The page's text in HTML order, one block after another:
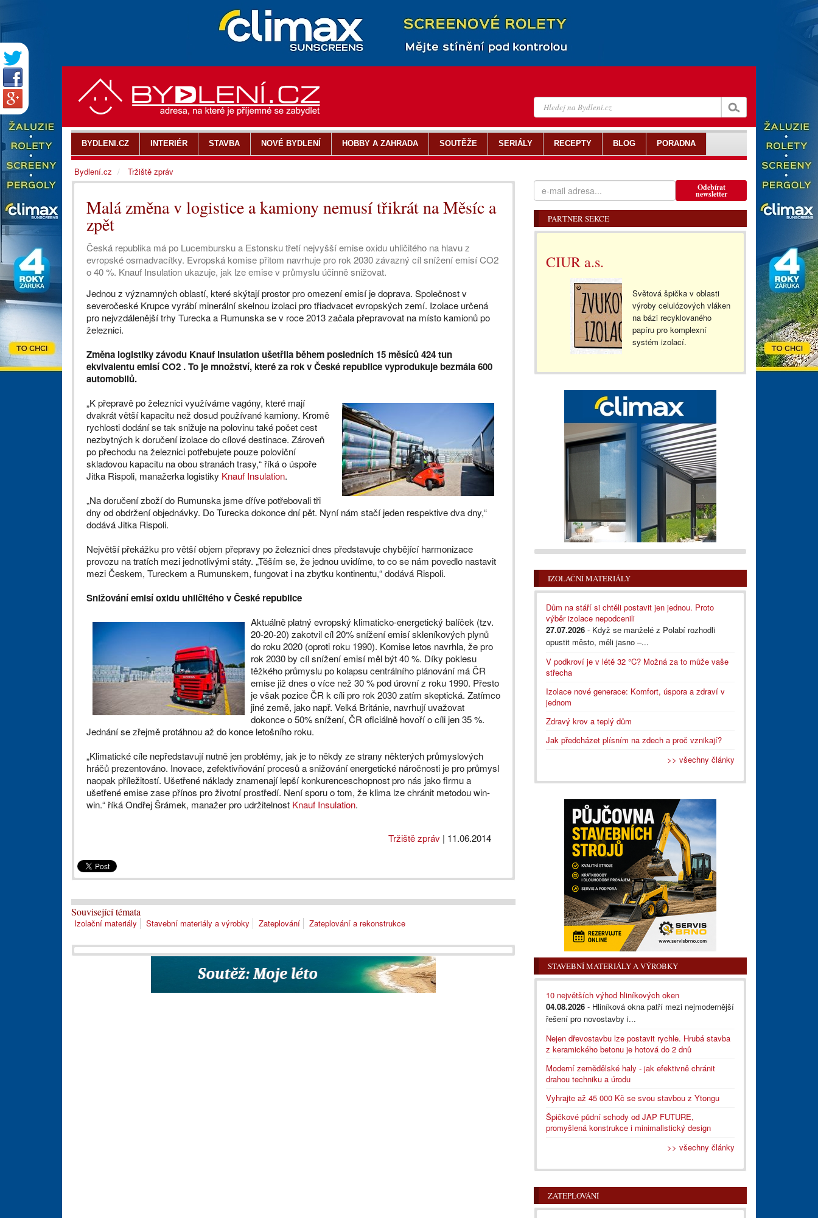
Malá změna v logistice a kamiony nemusí třikrát na Měsíc a
zpět
Česká republika má po Lucembursku a Estonsku třetí nejvyšší emise oxidu uhličitého na hlavu z
evropské osmadvacítky. Evropská komise přitom navrhuje pro rok 2030 závazný cíl snížení emisí CO2
o 40 %. Knauf Insulation ukazuje, jak lze emise v průmyslu účinně snižovat.
Jednou z významných oblastí, které skýtají prostor pro omezení emisí je doprava. Společnost v
severočeské Krupce vyrábí minerální skelnou izolaci pro třiadvacet evropských zemí. Izolace určená
pro nejvzdálenější trhy Turecka a Rumunska se v roce 2013 začala přepravovat na místo kamionů po
železnici.
Změna logistiky závodu Knauf Insulation ušetřila během posledních 15 měsíců 424 tun
ekvivalentu emisí CO2 . To je množství, které za rok v České republice vyprodukuje bezmála 600
automobilů.
„K přepravě po železnici využíváme vagóny, které mají
dvakrát větší kapacitu než dosud používané kamiony. Kromě
rychlosti dodání se tak snižuje na polovinu také počet cest
nezbytných k doručení izolace do cílové destinace. Zároveň
po přechodu na železnici potřebujete pouze poloviční
skladovou kapacitu na obou stranách trasy,“ říká o úspoře
Jitka Rispoli, manažerka logistiky Knauf Insulation.
„Na doručení zboží do Rumunska jsme dříve potřebovali tři
dny od obdržení objednávky. Do Turecka dokonce dní pět. Nyní nám stačí jeden respektive dva dny,“
dodává Jitka Rispoli.
Největší překážku pro větší objem přepravy po železnici dnes představuje chybějící harmonizace
provozu na tratích mezi jednotlivými státy. „Těším se, že jednou uvidíme, to co se nám povedlo nastavit
mezi Českem, Tureckem a Rumunskem, fungovat i na zbytku kontinentu,“ dodává Rispoli.
Snižování emisí oxidu uhličitého v České republice
Aktuálně platný evropský klimaticko-energetický balíček (tzv.
20-20-20) zakotvil cíl 20% snížení emisí skleníkových plynů
do roku 2020 (oproti roku 1990). Komise letos navrhla, že pro
rok 2030 by cíl snížení emisí měl být 40 %. Díky poklesu
těžkého průmyslu po kolapsu centrálního plánování má ČR
emise již dnes o více než 30 % pod úrovní z roku 1990. Přesto
je však pozice ČR k cíli pro rok 2030 zatím skeptická. Zatímco
jiné země, jako např. Velká Británie, navrhují uvažovat
dokonce o 50% snížení, ČR oficiálně hovoří o cíli jen 35 %.
Jednání se zřejmě protáhnou až do konce letošního roku.
„Klimatické cíle nepředstavují nutně jen problémy, jak je to někdy ze strany některých průmyslových
hráčů prezentováno. Inovace, zefektivňování procesů a snižování energetické náročnosti je pro průmysl
naopak příležitostí. Ušetřené náklady znamenají lepší konkurenceschopnost pro nás jako firmu a
ušetřené emise zase přínos pro životní prostředí. Není sporu o tom, že klima lze chránit metodou win-
win.“ říká Ondřej Šrámek, manažer pro udržitelnost Knauf Insulation.
Tržiště zpráv | 11.06.2014
Související témata
Izolační materiály Stavební materiály a výrobky Zateplování Zateplování a rekonstrukce
Odebírat
newsletter
PARTNER SEKCE
CIUR a.s.
Světová špička v oblasti
výroby celulózových vláken
na bázi recyklovaného
papíru pro komplexní
systém izolací.
IZOLAČNÍ MATERIÁLY
Dům na stáří si chtěli postavit jen jednou. Proto
výběr izolace nepodcenili
27.07.2026 - Když se manželé z Polabí rozhodli
opustit město, měli jasno –...
V podkroví je v létě 32 °C? Možná za to může vaše
střecha
Izolace nové generace: Komfort, úspora a zdraví v
jednom
Zdravý krov a teplý dům
Jak předcházet plísním na zdech a proč vznikají?
>> všechny články
STAVEBNÍ MATERIÁLY A VÝROBKY
10 největších výhod hliníkových oken
04.08.2026 - Hliníková okna patří mezi nejmodernější
řešení pro novostavby i...
Nejen dřevostavbu lze postavit rychle. Hrubá stavba
z keramického betonu je hotová do 2 dnů
Moderní zemědělské haly - jak efektivně chránit
drahou techniku a úrodu
Vyhrajte až 45 000 Kč se svou stavbou z Ytongu
Špičkové půdní schody od JAP FUTURE,
promyšlená konstrukce i minimalistický design
>> všechny články
ZATEPLOVÁNÍ
BYDLENI.CZ INTERIÉR STAVBA NOVÉ BYDLENÍ HOBBY A ZAHRADA SOUTĚŽE SERIÁLY RECEPTY BLOG PORADNA
Bydlení.cz Tržiště zpráv